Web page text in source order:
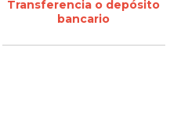
Transferencia o depósito
bancario